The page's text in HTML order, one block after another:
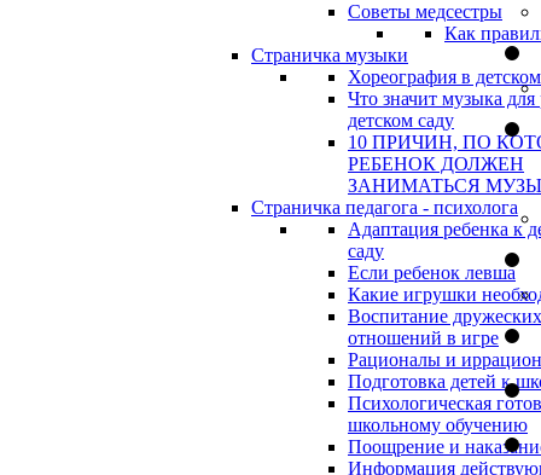
Советы медсестры
Как
Страничка музыки
Хореография в
Что значит музыка для
детском саду
10 ПРИЧИН, ПО
РЕБЕНОК ДОЛЖЕН
ЗАНИМАТЬСЯ
Страничка педагога - психолога
Адаптация ребенка к
саду
Если ребенок левша
Какие игрушки
Воспитание дружеских
отношений в игре
Рационалы и
Подготовка детей к
Психологическая
школьному обучению
Поощрение и
Информация